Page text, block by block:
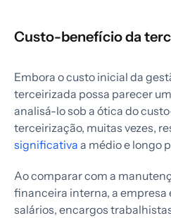
Custo-benefício da
Embora o custo inicial da
terceirizada possa parecer
analisá-lo sob a ótica do
terceirização, muitas vezes,
significativa a médio e longo
Ao comparar com a
financeira interna, a empresa
salários, encargos